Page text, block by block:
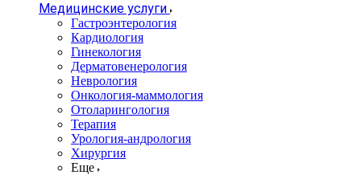
Медицинские услуги
Гастроэнтерология
Кардиология
Гинекология
Дерматовенерология
Неврология
Онкология-маммология
Отоларингология
Терапия
Урология-андрология
Хирургия
Еще